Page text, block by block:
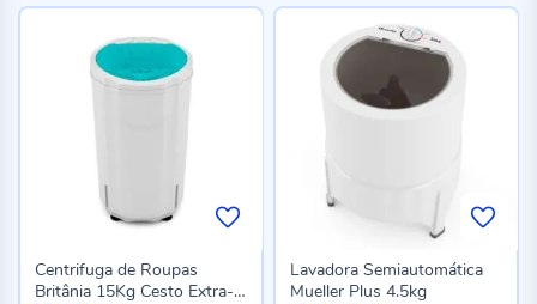
Centrifuga de Roupas
Britânia 15Kg Cesto Extra-
Lavadora Semiautomática
Mueller Plus 4.5kg